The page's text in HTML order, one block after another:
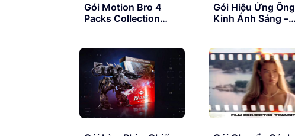
Gói Motion Bro 4
Packs Collection
Gói Hiệu Ứng Ống
Kinh Ánh Sáng –